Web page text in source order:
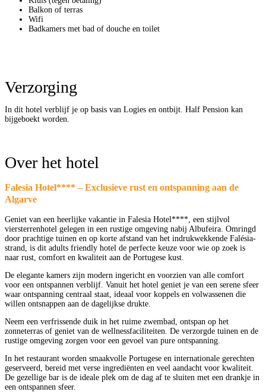
Balkon of terras
Wifi
Badkamers met bad of douche en toilet
Verzorging
In dit hotel verblijf je op basis van Logies en ontbijt. Half Pension kan
bijgeboekt worden.
Over het hotel
Falesia Hotel**** – Exclusieve rust en ontspanning aan de
Algarve
Geniet van een heerlijke vakantie in Falesia Hotel****, een stijlvol
viersterrenhotel gelegen in een rustige omgeving nabij Albufeira. Omringd
door prachtige tuinen en op korte afstand van het indrukwekkende Falésia-
strand, is dit adults friendly hotel de perfecte keuze voor wie op zoek is
naar rust, comfort en kwaliteit aan de Portugese kust.
De elegante kamers zijn modern ingericht en voorzien van alle comfort
voor een ontspannen verblijf. Vanuit het hotel geniet je van een serene sfeer
waar ontspanning centraal staat, ideaal voor koppels en volwassenen die
willen ontsnappen aan de dagelijkse drukte.
Neem een verfrissende duik in het ruime zwembad, ontspan op het
zonneterras of geniet van de wellnessfaciliteiten. De verzorgde tuinen en de
rustige omgeving zorgen voor een gevoel van pure ontspanning.
In het restaurant worden smaakvolle Portugese en internationale gerechten
geserveerd, bereid met verse ingrediënten en veel aandacht voor kwaliteit.
De gezellige bar is de ideale plek om de dag af te sluiten met een drankje in
een ontspannen sfeer.